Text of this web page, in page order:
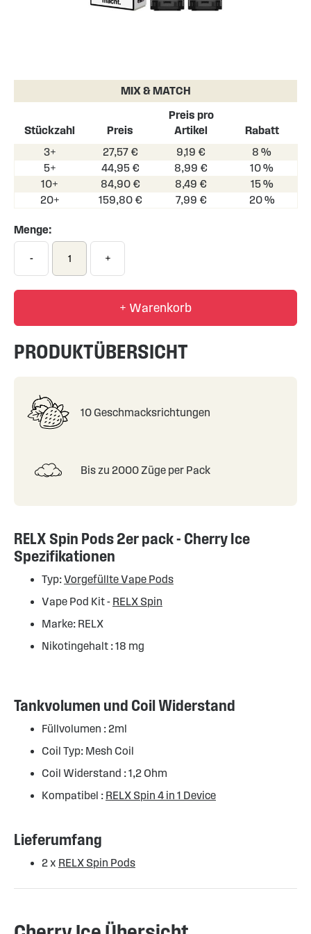
the
the
gallery
MIX & MATCH
Stückzahl Preis
Preis pro
Artikel
Rabatt
3+
27,57 € 9,19 €
8 %
5+
44,95 € 8,99 €
10 %
10+
84,90 € 8,49 €
15 %
20+
159,80 € 7,99 € 20 %
Menge:
- +
+ Warenkorb
PRODUKTÜBERSICHT
10 Geschmacksrichtungen
Bis zu 2000 Züge per Pack
RELX Spin Pods 2er pack - Cherry Ice
Spezifikationen
Typ:Vorgefüllte Vape Pods
Vape Pod Kit - RELX Spin
Marke: RELX
Nikotingehalt : 18 mg
Tankvolumen und Coil Widerstand
Füllvolumen : 2ml
Coil Typ: Mesh Coil
Coil Widerstand : 1,2 Ohm
Kompatibel : RELX Spin 4 in 1 Device
Lieferumfang
2 x RELX Spin Pods